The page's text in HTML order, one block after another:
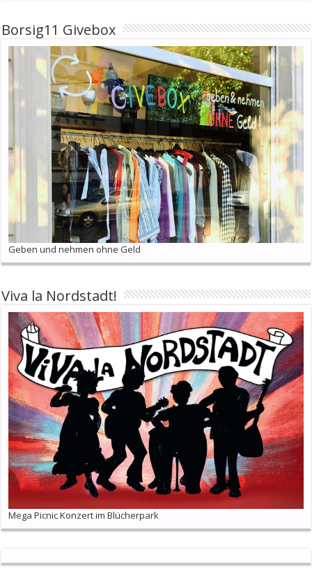
Borsig11 Givebox
Geben und nehmen ohne Geld
Viva la Nordstadt!
Mega Picnic Konzert im Blücherpark